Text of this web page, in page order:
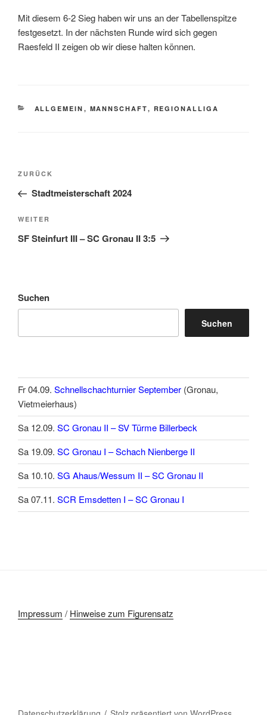
Mit diesem 6-2 Sieg haben wir uns an der Tabellenspitze
festgesetzt. In der nächsten Runde wird sich gegen
Raesfeld II zeigen ob wir diese halten können.
KATEGORIEN
ALLGEMEIN , MANNSCHAFT, REGIONALLIGA
Beitragsnavigation
Vorheriger
Beitrag
ZURÜCK
Stadtmeisterschaft 2024
Nächster
Beitrag
WEITER
SF Steinfurt III – SC Gronau II 3:5
Suchen
Suchen
Fr 04.09. Schnellschachturnier September (Gronau,
Vietmeierhaus)
Sa 12.09. SC Gronau II – SV Türme Billerbeck
Sa 19.09. SC Gronau I – Schach Nienberge II
Sa 10.10. SG Ahaus/Wessum II – SC Gronau II
Sa 07.11. SCR Emsdetten I – SC Gronau I
Impressum / Hinweise zum Figurensatz